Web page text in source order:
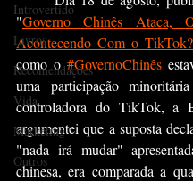
Introvertido
Livros
Recomendações
Vida
Marketing
Outros
"Governo Chinês Ataca,
Acontecendo Com o TikTok?
como o #GovernoChinês
uma participação
controladora do TikTok, a
argumentei que a suposta
"nada irá mudar"
chinesa, era comparada a